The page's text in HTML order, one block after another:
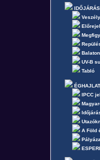
IDŐJÁRÁS
UV-B
Tabló
ÉGHAJLAT
IPCC
A Föld